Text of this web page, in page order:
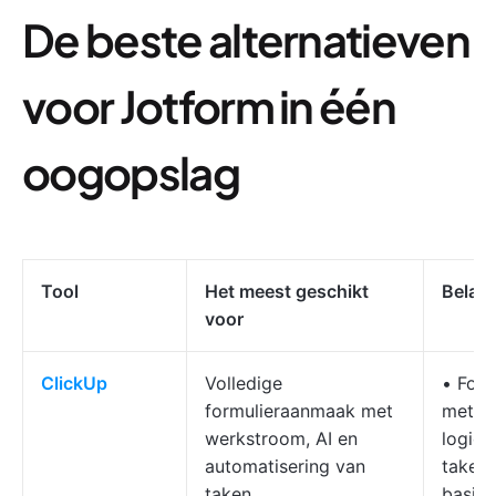
De beste alternatieven
voor Jotform in één
oogopslag
Tool
Het meest geschikt
voor
ClickUp
Volledige
formulieraanmaak met
werkstroom, AI en
automatisering van
•
met
taken